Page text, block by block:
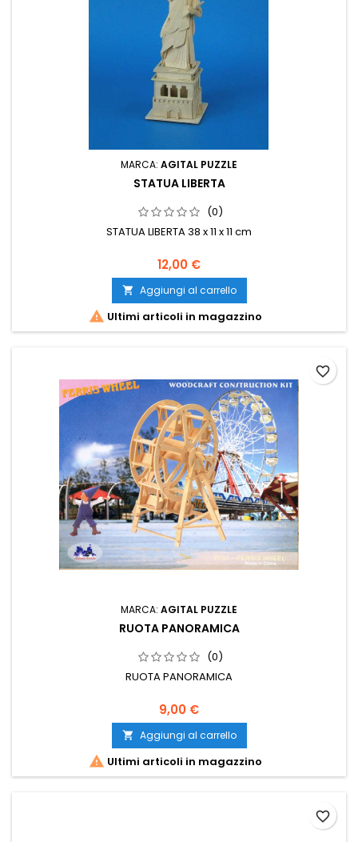
MARCA: AGITAL PUZZLE
STATUA LIBERTA
(0)
STATUA LIBERTA 38 x 11 x 11 cm
12,00 €
 Aggiungi al carrello
 Ultimi articoli in magazzino
MARCA: AGITAL PUZZLE
RUOTA PANORAMICA
(0)
RUOTA PANORAMICA
9,00 €
 Aggiungi al carrello
 Ultimi articoli in magazzino
favorite_border
favorite_border